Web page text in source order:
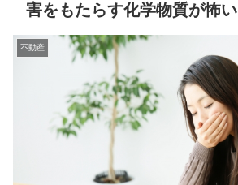
害をもたらす化学物質が怖い
不動産